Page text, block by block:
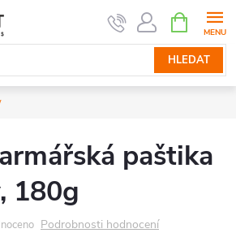
HLEDAT
NÁKUPNÍ
KOŠÍK
paštika
180g
Podrobnosti hodnocení